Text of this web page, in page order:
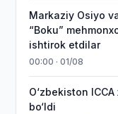
Markaziy Osiyo
“Boku”
ishtirok etdilar
00:00 · 01/08
O‘zbekiston
bo‘ldi